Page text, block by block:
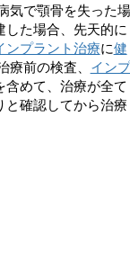
気で顎骨を失った場
した場合、先天的に
ンプラント治療に健
前の検査、 インプ
含めて、治療が全て
と確認してから治療